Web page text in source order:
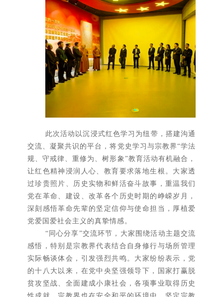
此次活动以沉浸式红色学习为纽带，搭建沟通
交流、凝聚共识的平台，将党史学习与宗教界“学法
规、守戒律、重修为、树形象”教育活动有机融合，
让红色精神浸润人心、教育要求落地生根。大家透
过珍贵照片、历史实物和鲜活奋斗故事，重温我们
党在革命、建设、改革各个历史时期的峥嵘岁月，
深刻感悟革命先辈的坚定信仰与使命担当，厚植爱
党爱国爱社会主义的真挚情感。
“同心分享”交流环节，大家围绕活动主题交流
感悟，特别是宗教界代表结合自身修行与场所管理
实际畅谈体会，引发强烈共鸣。大家纷纷表示，党
的十八大以来，在党中央坚强领导下，国家打赢脱
贫攻坚战、全面建成小康社会，各项事业取得历史
性成就，宗教界也在安全和平的环境中，坚定宗教